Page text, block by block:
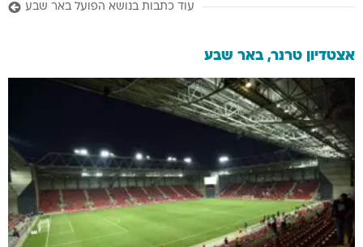
עוד כתבות בנושא הפועל באר שבע
אצטדיון טרנר, באר שבע